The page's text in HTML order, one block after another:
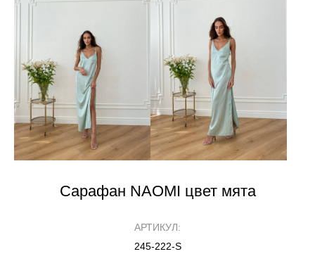
Сарафан NAOMI цвет мята
АРТИКУЛ:
245-222-S